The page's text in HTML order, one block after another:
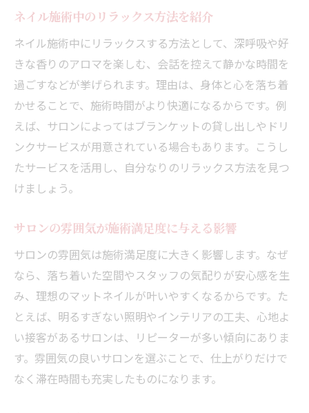
ネイル施術中のリラックス方法を紹介
ネイル施術中にリラックスする方法として、深呼吸や好
きな香りのアロマを楽しむ、会話を控えて静かな時間を
過ごすなどが挙げられます。理由は、身体と心を落ち着
かせることで、施術時間がより快適になるからです。例
えば、サロンによってはブランケットの貸し出しやドリ
ンクサービスが用意されている場合もあります。こうし
たサービスを活用し、自分なりのリラックス方法を見つ
けましょう。
サロンの雰囲気が施術満足度に与える影響
サロンの雰囲気は施術満足度に大きく影響します。なぜ
なら、落ち着いた空間やスタッフの気配りが安心感を生
み、理想のマットネイルが叶いやすくなるからです。た
とえば、明るすぎない照明やインテリアの工夫、心地よ
い接客があるサロンは、リピーターが多い傾向にありま
す。雰囲気の良いサロンを選ぶことで、仕上がりだけで
なく滞在時間も充実したものになります。